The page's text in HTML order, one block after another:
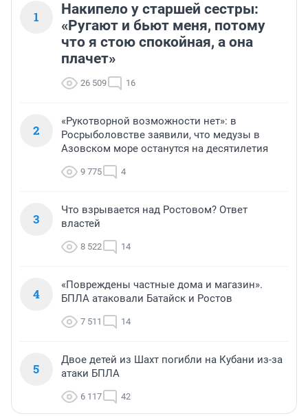
1
Накипело у старшей сестры:
«Ругают и бьют меня, потому
что я стою спокойная, а она
плачет»
26 509 16
2
«Рукотворной возможности нет»: в
Росрыболовстве заявили, что медузы в
Азовском море останутся на десятилетия
9 775 4
3
Что взрывается над Ростовом? Ответ
властей
8 522 14
4
«Повреждены частные дома и магазин».
БПЛА атаковали Батайск и Ростов
7 511 14
5
Двое детей из Шахт погибли на Кубани из-за
атаки БПЛА
6 117 42